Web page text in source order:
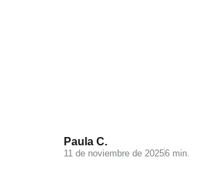
Paula C.
11 de noviembre de 20256 min.